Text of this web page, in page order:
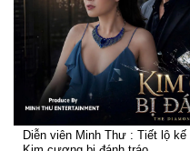
Diễn viên Minh Thư : Tiết lộ